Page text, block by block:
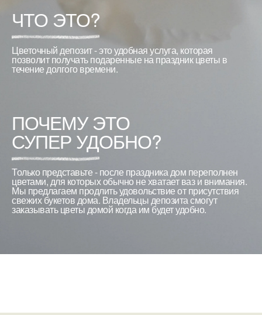
ЧТО ЭТО?
Цветочный депозит - это удобная услуга, которая
позволит получать подаренные на праздник цветы в
течение долгого времени.
ПОЧЕМУ ЭТО
СУПЕР УДОБНО?
Только представьте - после праздника дом переполнен
цветами, для которых обычно не хватает ваз и внимания.
Мы предлагаем продлить удовольствие от присутствия
свежих букетов дома. Владельцы депозита смогут
заказывать цветы домой когда им будет удобно.